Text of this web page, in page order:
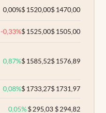
0,00%$1520,00$1470,00
-0,33%$1525,00$1505,00
0,87%$1585,52$1576,89
0,08%$1733,27$1731,97
0,05% $295,03 $294,82